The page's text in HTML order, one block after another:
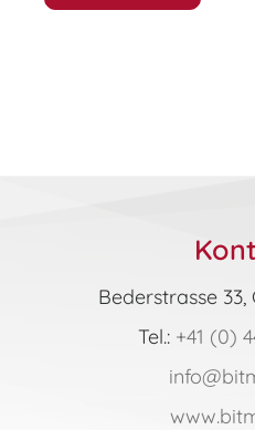
Bederstrasse
Tel.: +41 (0)